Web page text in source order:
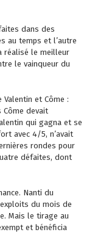
dans des
au temps et l’autre
réalisé le meilleur
le vainqueur du
et Côme :
Côme devait
qui gagna et se
avec 4/5, n’avait
rondes pour
défaites, dont
Nanti du
du mois de
Mais le tirage au
et bénéficia